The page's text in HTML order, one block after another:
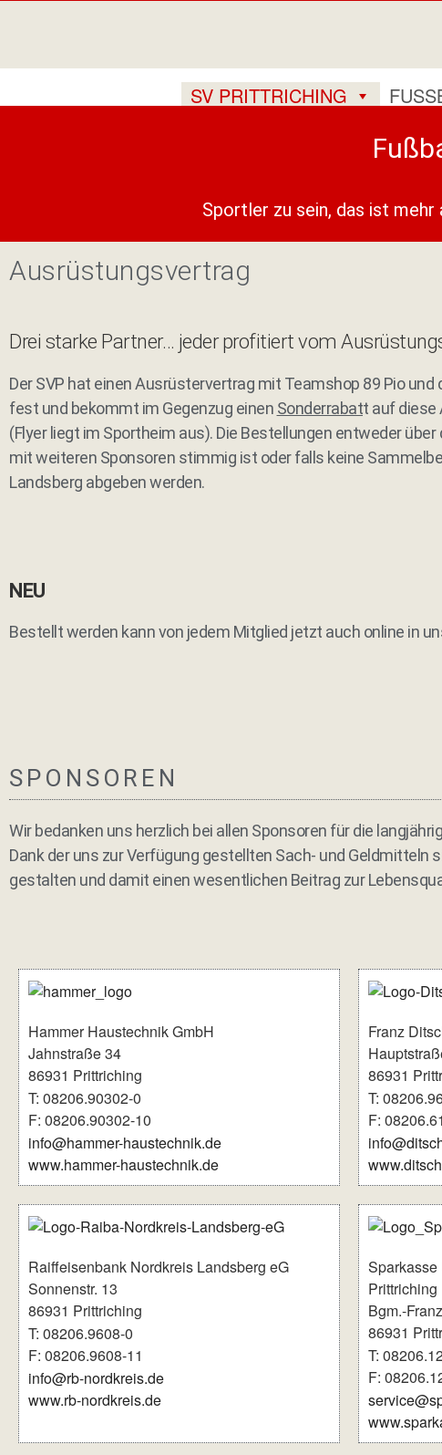
SV PRITTRICHING
Sportler zu sein, das ist
Ausrüstungsvertrag
Drei starke Partner… jeder profitiert vom
Der SVP hat einen Ausrüstervertrag mit Teamshop 89 Pio
fest und bekommt im Gegenzug einen Sonderrabatt auf diese
(Flyer liegt im Sportheim aus). Die Bestellungen entweder
mit weiteren Sponsoren stimmig ist oder falls keine
Landsberg abgeben werden.
NEU
Bestellt werden kann von jedem Mitglied jetzt auch online in
SPONSOREN
Wir bedanken uns herzlich bei allen Sponsoren für die
Dank der uns zur Verfügung gestellten Sach- und
gestalten und damit einen wesentlichen Beitrag zur
Hammer Haustechnik GmbH
Jahnstraße 34
86931 Prittriching
T: 08206.90302-0
F: 08206.90302-10
info@hammer-haustechnik.de
www.hammer-haustechnik.de
Franz
86931
T:
F:
Raiffeisenbank Nordkreis Landsberg eG
Sonnenstr. 13
86931 Prittriching
T: 08206.9608-0
F: 08206.9608-11
info@rb-nordkreis.de
www.rb-nordkreis.de
Prittriching
Bgm.-
86931
T:
F: